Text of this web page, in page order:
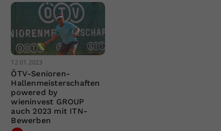
12.01.2023
ÖTV-Senioren-
Hallenmeisterschaften
powered by
wieninvest GROUP
auch 2023 mit ITN-
Bewerben